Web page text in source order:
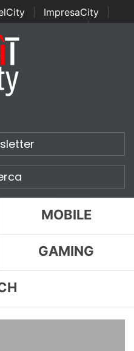
ImpresaCity
Channel Awards | Italian
Security Awards
MOBILE
GAMING